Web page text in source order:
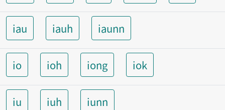
iau iauh iaunn
io ioh iong iok
iu iuh iunn